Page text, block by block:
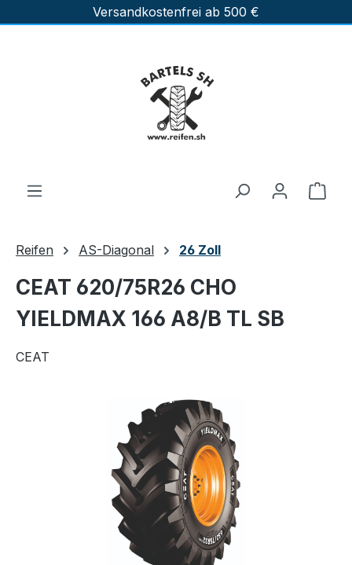
Zum Hauptinhalt springenVersandkostenfrei ab 500 €
Reifen AS-Diagonal 26 Zoll
CEAT 620/75R26 CHO
YIELDMAX 166 A8/B TL SB
CEAT
Bildergalerie überspringen